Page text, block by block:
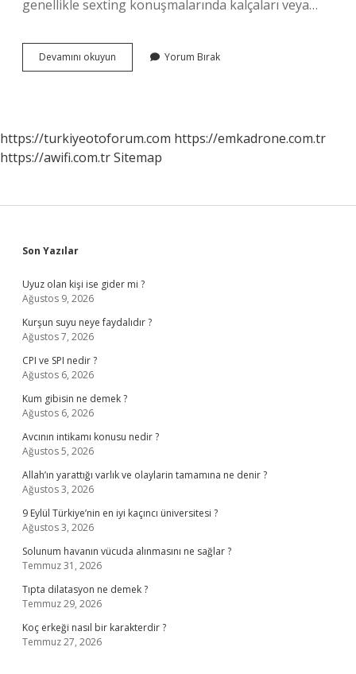
genellikle sexting konuşmalarında kalçaları veya…
Devamını okuyun
Şeftali
Yorum Bırak
https://turkiyeotoforum.com https://emkadrone.com.tr
https://awifi.com.trSitemap
Sidebar
Son Yazılar
Uyuz olan kişi ise gider mi ?
Ağustos 9, 2026
Kurşun suyu neye faydalıdır ?
Ağustos 7, 2026
CPI ve SPI nedir ?
Ağustos 6, 2026
Kum gibisin ne demek ?
Ağustos 6, 2026
Avcının intikamı konusu nedir ?
Ağustos 5, 2026
Allah’ın yarattığı varlık ve olaylarin tamamına ne denir ?
Ağustos 3, 2026
9 Eylül Türkiye’nin en iyi kaçıncı üniversitesi ?
Ağustos 3, 2026
Solunum havanın vücuda alınmasını ne sağlar ?
Temmuz 31, 2026
Tıpta dilatasyon ne demek ?
Temmuz 29, 2026
Koç erkeği nasıl bir karakterdir ?
Temmuz 27, 2026